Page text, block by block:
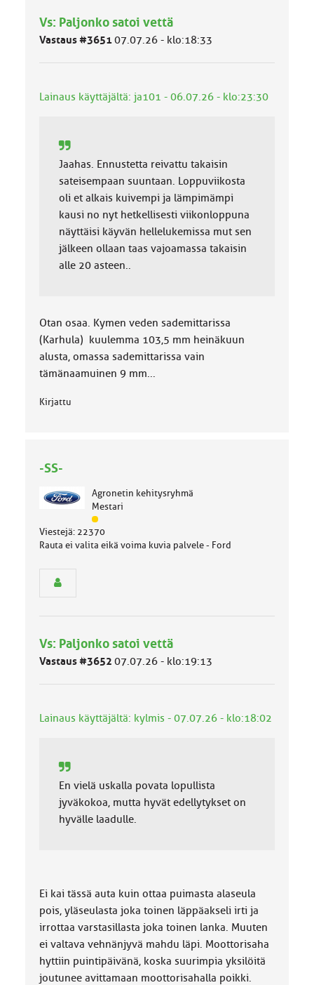
m
ä
k
Vs: Paljonko satoi vettä
Vastaus #365107.07.26 - klo:18:33
Lainaus käyttäjältä: ja101 - 06.07.26 - klo:23:30
Jaahas. Ennustetta reivattu takaisin
sateisempaan suuntaan. Loppuviikosta
oli et alkais kuivempi ja lämpimämpi
kausi no nyt hetkellisesti viikonloppuna
näyttäisi käyvän hellelukemissa mut sen
jälkeen ollaan taas vajoamassa takaisin
alle 20 asteen..
Otan osaa. Kymen veden sademittarissa
(Karhula) kuulemma 103,5 mm heinäkuun
alusta, omassa sademittarissa vain
tämänaamuinen 9 mm...
Kirjattu
-SS-
Agronetin kehitysryhmä
Mestari
J
ä
s
ä
l
u
a
Viestejä: 22370
Rauta ei valita eikä voima kuvia palvele - Ford
Vs: Paljonko satoi vettä
Vastaus #3652 07.07.26 - klo:19:13
Lainaus käyttäjältä: kylmis - 07.07.26 - klo:18:02
En vielä uskalla povata lopullista
jyväkokoa, mutta hyvät edellytykset on
hyvälle laadulle.
Ei kai tässä auta kuin ottaa puimasta alaseula
pois, yläseulasta joka toinen läppäakseli irti ja
irrottaa varstasillasta joka toinen lanka. Muuten
ei valtava vehnänjyvä mahdu läpi. Moottorisaha
hyttiin puintipäivänä, koska suurimpia yksilöitä
joutunee avittamaan moottorisahalla poikki.